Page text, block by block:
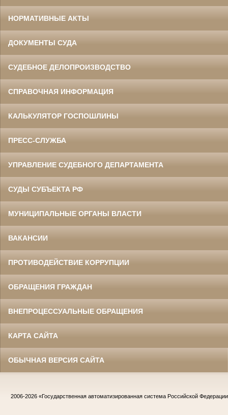
НОРМАТИВНЫЕ АКТЫ
ДОКУМЕНТЫ СУДА
СУДЕБНОЕ ДЕЛОПРОИЗВОДСТВО
СПРАВОЧНАЯ ИНФОРМАЦИЯ
КАЛЬКУЛЯТОР ГОСПОШЛИНЫ
ПРЕСС-СЛУЖБА
УПРАВЛЕНИЕ СУДЕБНОГО ДЕПАРТАМЕНТА
СУДЫ СУБЪЕКТА РФ
МУНИЦИПАЛЬНЫЕ ОРГАНЫ ВЛАСТИ
ВАКАНСИИ
ПРОТИВОДЕЙСТВИЕ КОРРУПЦИИ
ОБРАЩЕНИЯ ГРАЖДАН
ВНЕПРОЦЕССУАЛЬНЫЕ ОБРАЩЕНИЯ
КАРТА САЙТА
ОБЫЧНАЯ ВЕРСИЯ САЙТА
2006-2026 «Государственная автоматизированная система Российской